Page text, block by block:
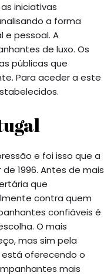
iniciativas
a forma
e pessoal. A
de luxo. Os
públicas que
Para aceder a este
e foi isso que a
1996. Antes de mais
que
contra quem
confiáveis é
O mais
mas sim pela
está oferecendo o
mais